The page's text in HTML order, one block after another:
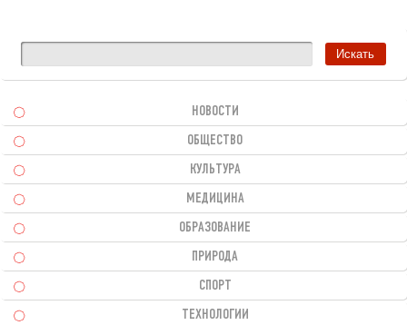
НОВОСТИ
ОБЩЕСТВО
КУЛЬТУРА
МЕДИЦИНА
ОБРАЗОВАНИЕ
ПРИРОДА
СПОРТ
ТЕХНОЛОГИИ